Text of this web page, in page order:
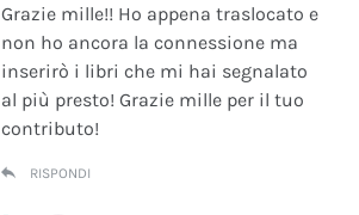
Grazie mille!! Ho appena traslocato e
non ho ancora la connessione ma
inserirò i libri che mi hai segnalato
al più presto! Grazie mille per il tuo
contributo!
RISPONDI